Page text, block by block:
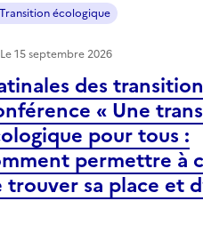
des
« Une
pour tous :
permettre à
trouver sa place et
Transition écologique
Le 15 septembre 2026